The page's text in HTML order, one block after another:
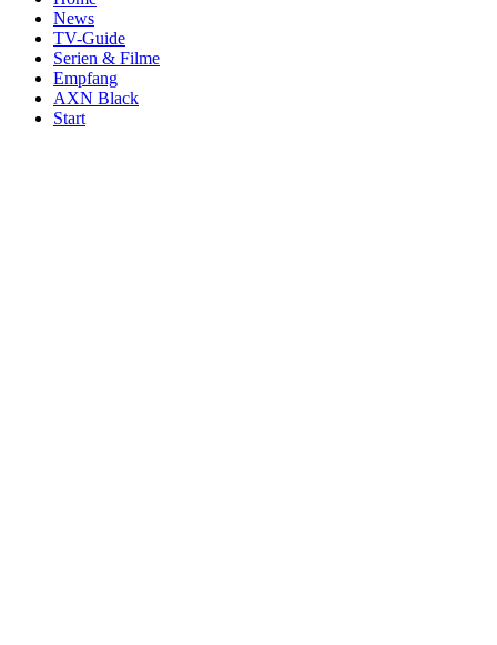
News
TV-Guide
Serien & Filme
Empfang
AXN Black
Start